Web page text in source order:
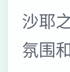
沙耶
氛围